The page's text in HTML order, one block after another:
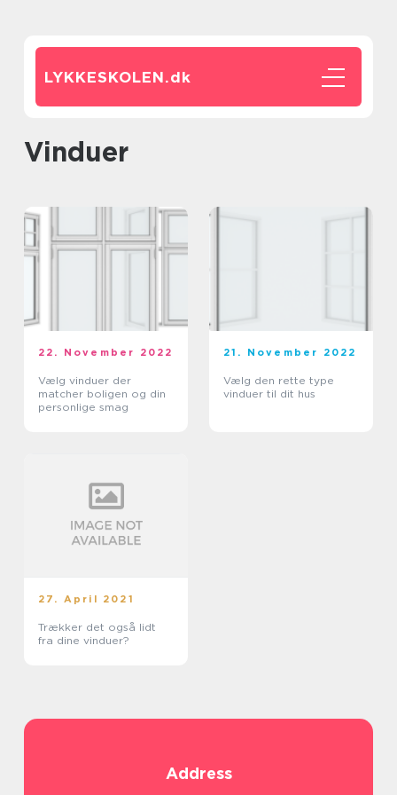
LYKKESKOLEN.dk
vinduer
22. November 2022
Vælg vinduer der
matcher boligen og din
personlige smag
21. November 2022
Vælg den rette type
vinduer til dit hus
27. April 2021
Trækker det også lidt
fra dine vinduer?
Address